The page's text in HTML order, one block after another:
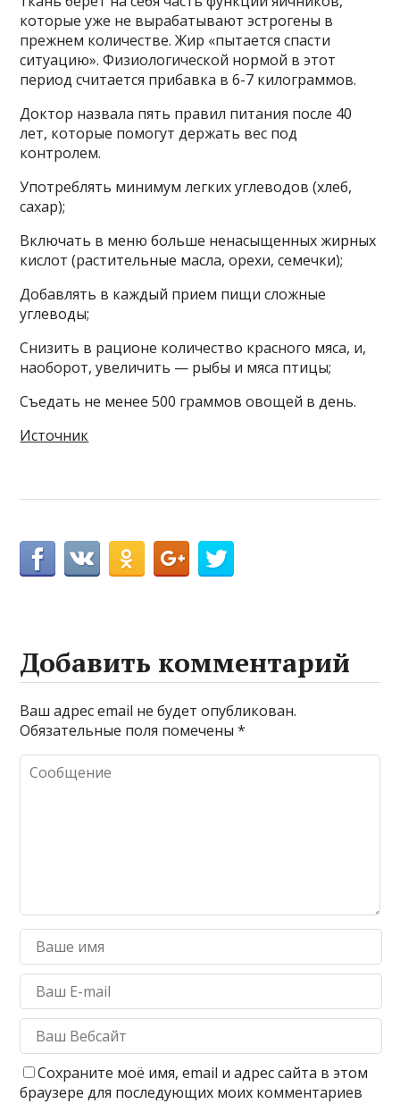
которые уже не вырабатывают эстрогены в
прежнем количестве. Жир «пытается спасти
ситуацию». Физиологической нормой в этот
период считается прибавка в 6-7 килограммов.
Доктор назвала пять правил питания после 40
лет, которые помогут держать вес под
контролем.
Употреблять минимум легких углеводов (хлеб,
сахар);
Включать в меню больше ненасыщенных жирных
кислот (растительные масла, орехи, семечки);
Добавлять в каждый прием пищи сложные
углеводы;
Снизить в рационе количество красного мяса, и,
наоборот, увеличить — рыбы и мяса птицы;
Съедать не менее 500 граммов овощей в день.
Источник
Добавить комментарий
Ваш адрес email не будет опубликован.
Обязательные поля помечены*
Сохраните моё имя, email и адрес сайта в этом
браузере для последующих моих комментариев